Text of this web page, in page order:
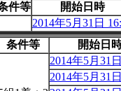
件等
開始日時
2014年5月31日
条件等
開始日
2014年5月31
2014年5月31